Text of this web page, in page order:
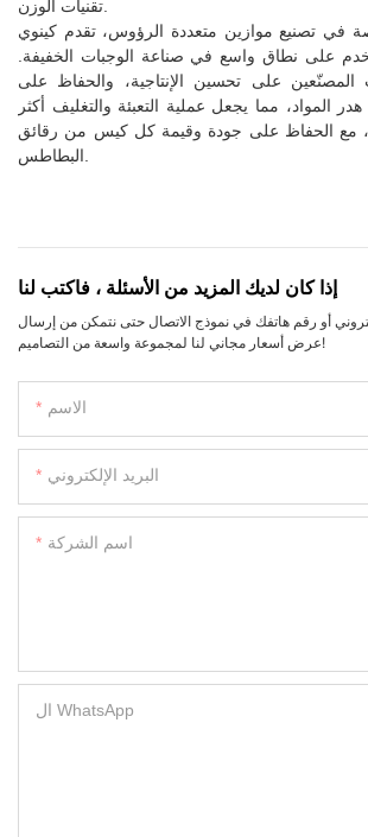
في تصنيع موازين متعددة الرؤوس، تقدم كينوي
على نطاق واسع في صناعة الوجبات الخفيفة.
المصنّعين على تحسين الإنتاجية، والحفاظ على
المواد، مما يجعل عملية التعبئة والتغليف أكثر
مع الحفاظ على جودة وقيمة كل كيس من رقائق
إذا كان لديك المزيد من الأسئلة ، فاكتب لنا
أو رقم هاتفك في نموذج الاتصال حتى نتمكن من إرسال
عرض أسعار مجاني لنا لمجموعة واسعة من التصاميم!
الاسم
البريد الإلكتروني
اسم الشركة
ال WhatsApp